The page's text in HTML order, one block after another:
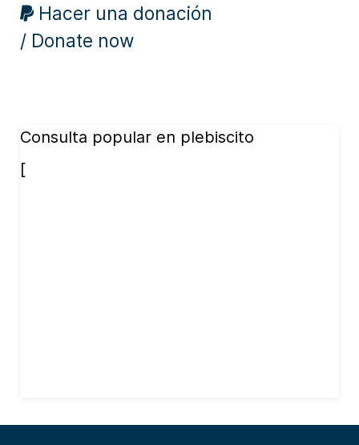
Hacer una donación
/ Donate now
Consulta popular en plebiscito
[